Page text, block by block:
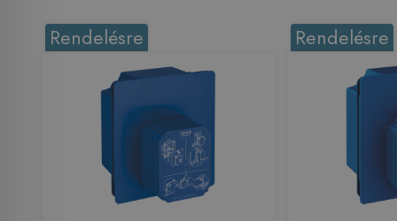
Rendelésre Rendelésre